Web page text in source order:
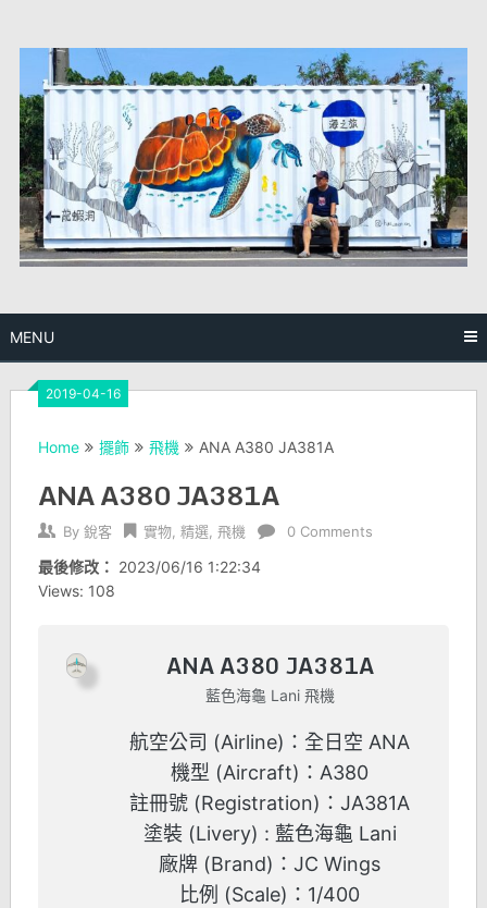
content
MENU
2019-04-16
Home 擺飾 飛機 ANA A380 JA381A
ANA A380 JA381A
By 銳客 實物, 精選, 飛機 0 Comments
最後修改： 2023/06/16 1:22:34
Views: 108
ANA A380 JA381A
藍色海龜 Lani 飛機
航空公司 (Airline)：全日空 ANA
機型 (Aircraft)：A380
註冊號 (Registration)：JA381A
塗裝 (Livery) : 藍色海龜 Lani
廠牌 (Brand)：JC Wings
比例 (Scale)：1/400